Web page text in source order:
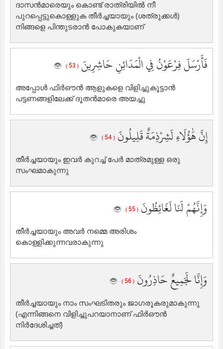
ദാസന്‍മാരെയും കൊണ്ട് രാത്രിയില്‍ ‍നീ
പുറപ്പെട്ടുകൊള്ളുക തീര്‍ച്ചയായും (ശത്രുക്കള്‍)
നിങ്ങളെ പിന്തുടരാന്‍ പോകുകയാണ്‌
فَأَرْسَلَ فِرْعَوْنُ فِي الْمَدَائِنِ حَاشِرِينَ ( 53 )
അപ്പോള്‍ ഫിര്‍ഔന്‍ ആളുകളെ വിളിച്ചുകൂട്ടാന്‍
പട്ടണങ്ങളിലേക്ക് ദൂതന്‍മാരെ അയച്ചു
إِنَّ هَٰؤُلَاءِ لَشِرْذِمَةٌ قَلِيلُونَ ( 54 )
തീര്‍ച്ചയായും ഇവര്‍ കുറച്ച് പേര്‍ മാത്രമുള്ള ഒരു
സംഘമാകുന്നു
وَإِنَّهُمْ لَنَا لَغَائِظُونَ ( 55 )
തീര്‍ച്ചയായും അവര്‍ നമ്മെ അരിശം
കൊള്ളിക്കുന്നവരാകുന്നു
وَإِنَّا لَجَمِيعٌ حَاذِرُونَ ( 56 )
തീര്‍ച്ചയായും നാം സംഘടിതരും ജാഗരൂകരുമാകുന്നു
(എന്നിങ്ങനെ വിളിച്ചുപറയാനാണ് ഫിര്‍ഔന്‍
നിര്‍ദേശിച്ചത്‌)